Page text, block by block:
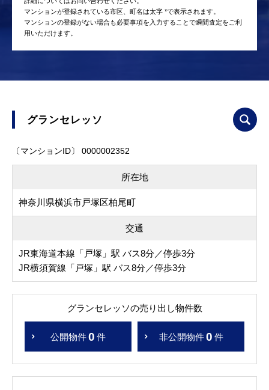
マンションが登録されている市区、町名は太字 *で表示されます。
マンションの登録がない場合も必要事項を入力することで瞬間査定をご利
用いただけます。
グランセレッソ
〔マンションID〕 0000002352
所在地
神奈川県横浜市戸塚区柏尾町
交通
JR東海道本線「戸塚」駅 バス8分／停歩3分
JR横須賀線「戸塚」駅 バス8分／停歩3分
グランセレッソの売り出し物件数
公開物件0 件 非公開物件 0 件